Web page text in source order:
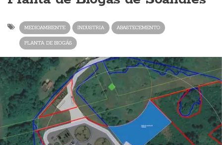
MEDIOAMBIENTE INDUSTRIA ABASTECEMENTO
PLANTA DE BIOGÁS